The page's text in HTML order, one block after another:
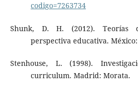
codigo=7263734
Shunk, D. H. (2012). Teorías
perspectiva educativa.
Stenhouse, L. (1998).
curriculum. Madrid: Morata.